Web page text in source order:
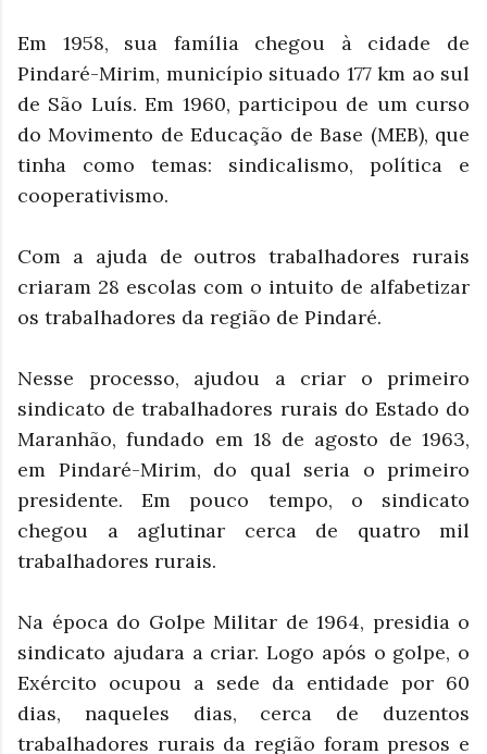
Em 1958, sua família chegou à cidade de
Pindaré-Mirim, município situado 177 km ao sul
de São Luís. Em 1960, participou de um curso
do Movimento de Educação de Base (MEB), que
tinha como temas: sindicalismo, política e
cooperativismo.
Com a ajuda de outros trabalhadores rurais
criaram 28 escolas com o intuito de alfabetizar
os trabalhadores da região de Pindaré.
Nesse processo, ajudou a criar o primeiro
sindicato de trabalhadores rurais do Estado do
Maranhão, fundado em 18 de agosto de 1963,
em Pindaré-Mirim, do qual seria o primeiro
presidente. Em pouco tempo, o sindicato
chegou a aglutinar cerca de quatro mil
trabalhadores rurais.
Na época do Golpe Militar de 1964, presidia o
sindicato ajudara a criar. Logo após o golpe, o
Exército ocupou a sede da entidade por 60
dias, naqueles dias, cerca de duzentos
trabalhadores rurais da região foram presos e